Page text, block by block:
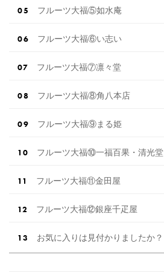
フルーツ大福⑤如水庵
フルーツ大福⑥い志い
フルーツ大福⑦凛々堂
フルーツ大福⑧角八本店
フルーツ大福⑨まる姫
フルーツ大福⑩一福百果・清光堂
フルーツ大福⑪金田屋
フルーツ大福⑫銀座千疋屋
お気に入りは見付かりましたか？